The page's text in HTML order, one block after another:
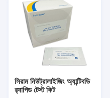
সিরাম নিউট্রালাইজিং অ্যান্টিবডি
র‌্যাপিড টেস্ট কিট